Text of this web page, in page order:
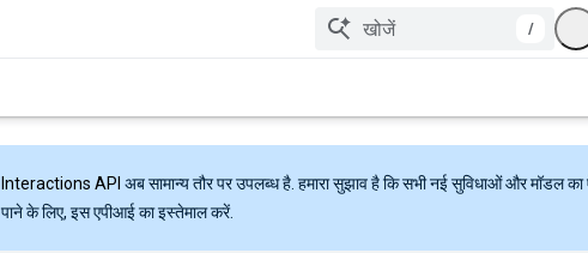
/
Interactions API अब सामान्य तौर पर उपलब्ध है. हमारा सुझाव है कि सभी नई सुविधाओं और मॉडल
पाने के लिए, इस एपीआई का इस्तेमाल करें.